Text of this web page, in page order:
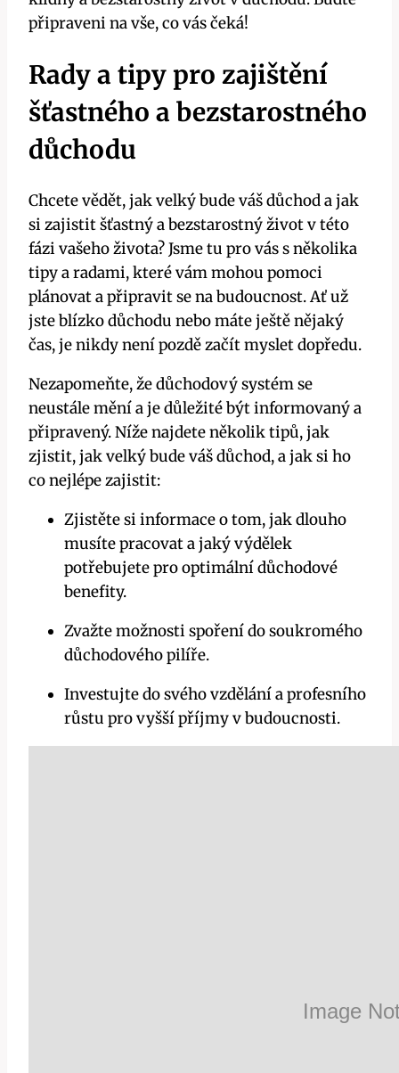
připraveni na vše, co vás čeká!
Rady a tipy pro zajištění
šťastného a bezstarostného
důchodu
Chcete vědět, jak velký bude váš důchod a jak
si zajistit šťastný a bezstarostný život v této
fázi vašeho života? Jsme tu pro vás s několika
tipy a radami, které vám mohou pomoci
plánovat a připravit se na budoucnost. Ať už
jste blízko důchodu nebo máte ještě nějaký
čas, je nikdy není pozdě začít myslet dopředu.
Nezapomeňte, že důchodový systém se
neustále mění a je důležité být informovaný a
připravený. Níže najdete několik tipů, jak
zjistit, jak velký bude váš důchod, a jak si ho
co nejlépe zajistit:
Zjistěte si informace o tom, jak dlouho
musíte pracovat a jaký výdělek
potřebujete pro optimální důchodové
benefity.
Zvažte možnosti spoření do soukromého
důchodového pilíře.
Investujte do svého vzdělání a profesního
růstu pro vyšší příjmy v budoucnosti.